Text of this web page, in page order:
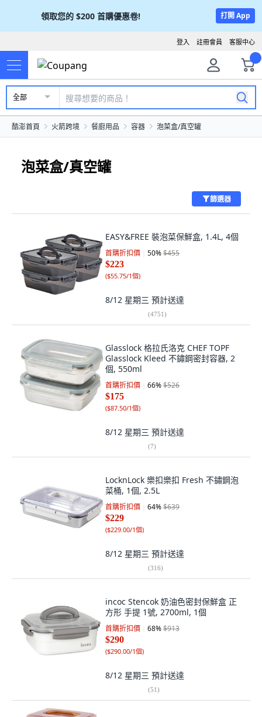
領取您的 $200 首購優惠卷! 打開 App
客服中心
註冊會員
登入
全部
酷澎首頁 火箭跨境 餐廚用品 容器 泡菜盒/真空罐
泡菜盒/真空罐
篩選器
EASY&FREE 裝泡菜保鮮盒, 1.4L, 4個
首購折扣價 50%$455
$223
($55.75/1個)
8/12 星期三 預計送達
(4751)
Glasslock 格拉氏洛克 CHEF TOPF
Glasslock Kleed 不鏽鋼密封容器, 2
個, 550ml
首購折扣價 66%$526
$175
($87.50/1個)
8/12 星期三 預計送達
(7)
LocknLock 樂扣樂扣 Fresh 不鏽鋼泡
菜桶, 1個, 2.5L
首購折扣價 64%$639
$229
($229.00/1個)
8/12 星期三 預計送達
(316)
incoc Stencok 奶油色密封保鮮盒 正
方形 手提 1號, 2700ml, 1個
首購折扣價 68%$913
$290
($290.00/1個)
8/12 星期三 預計送達
(51)